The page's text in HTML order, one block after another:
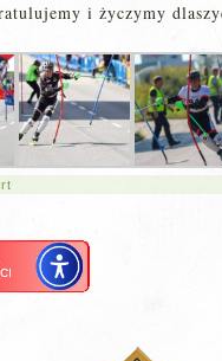
i życzymy